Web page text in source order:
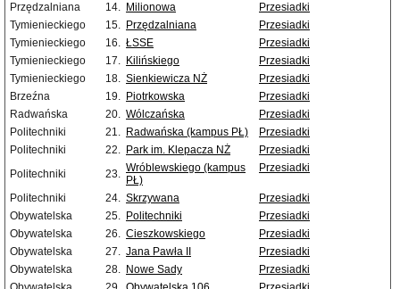
Przędzalniana
14. Milionowa
Przesiadki
Tymienieckiego
15. Przędzalniana
Przesiadki
Tymienieckiego
16. ŁSSE
Przesiadki
Tymienieckiego
17. Kilińskiego
Przesiadki
Tymienieckiego
18. Sienkiewicza NŻ
Przesiadki
Brzeźna
19. Piotrkowska
Przesiadki
Radwańska
20. Wólczańska
Przesiadki
Politechniki
21. Radwańska (kampus PŁ)
Przesiadki
Politechniki
22. Park im. Klepacza NŻ
Przesiadki
Politechniki
23. Wróblewskiego (kampus
PŁ)
Przesiadki
Politechniki 24. Skrzywana
Przesiadki
Obywatelska
25. Politechniki
Przesiadki
Obywatelska
26. Cieszkowskiego
Przesiadki
Obywatelska
27. Jana Pawła II
Przesiadki
Obywatelska
28. Nowe Sady
Przesiadki